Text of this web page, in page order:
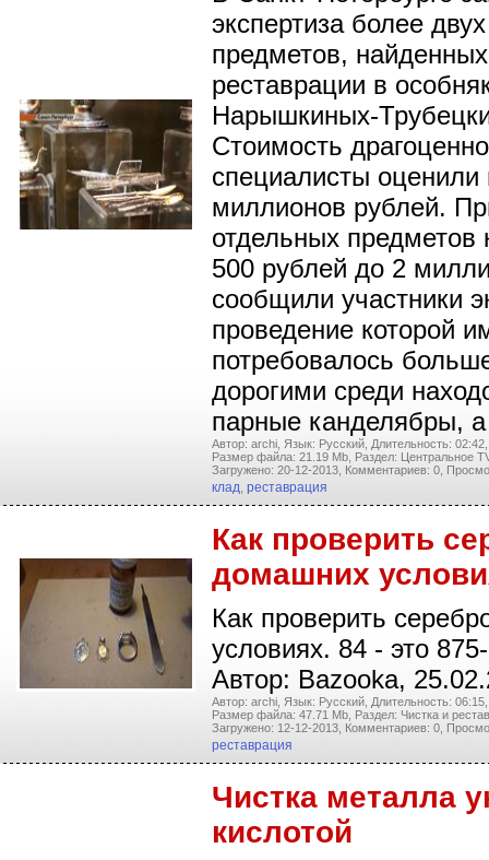
экспертиза более
предметов,
реставрации в
Нарышкиных-
Стоимость
специалисты оценили
миллионов рублей.
отдельных предметов
500 рублей до 2
сообщили участники
проведение которой
потребовалось
дорогими среди
парные канделябры,
Автор: archi, Язык: Русский, Длительность: 02:42,
Размер файла: 21.19 Mb, Раздел: Центральное
Загружено: 20-12-2013, Комментариев: 0,
клад, реставрация
Как проверить
домашних
Как проверить
условиях. 84 - это
Автор: Bazooka,
Автор: archi, Язык: Русский, Длительность: 06:15,
Размер файла: 47.71 Mb, Раздел: Чистка и
Загружено: 12-12-2013, Комментариев: 0,
реставрация
Чистка металла
кислотой